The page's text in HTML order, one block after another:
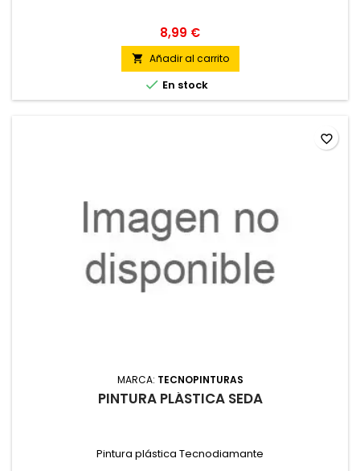
8,99 €
 Añadir al carrito
 En stock
MARCA: TECNOPINTURAS
PINTURA PLÁSTICA SEDA
Pintura plástica Tecnodiamante
favorite_border